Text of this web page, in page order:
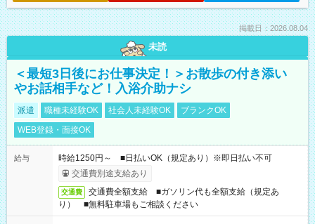
掲載日：2026.08.04
未読
＜最短3日後にお仕事決定！＞お散歩の付き添い
やお話相手など！入浴介助ナシ
派遣 職種未経験OK 社会人未経験OK
ブランクOK
WEB登録・面接OK
給与
時給1250円～ ■日払いOK（規定あり）※即日払い不可
交通費別途支給あり
交通費
交通費全額支給 ■ガソリン代も全額支給（規定あ
り） ■無料駐車場もご相談ください